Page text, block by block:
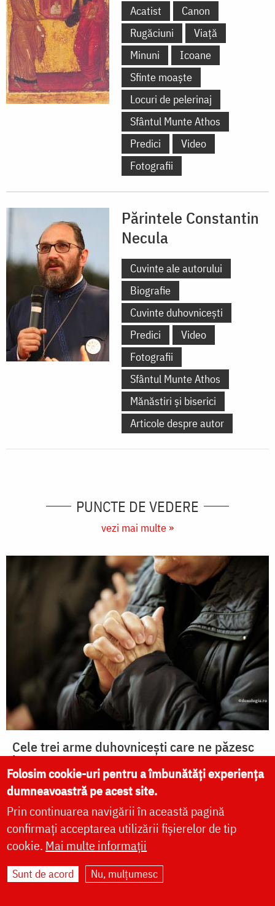
Acatist
Canon
Rugăciuni
Viață
Minuni
Icoane
Sfinte moaște
Locuri de pelerinaj
Sfântul Munte Athos
Predici
Video
Fotografii
Părintele Constantin
Necula
Cuvinte ale autorului
Biografie
Cuvinte duhovnicești
Predici
Video
Fotografii
Sfântul Munte Athos
Mănăstiri și biserici
Articole despre autor
PUNCTE DE VEDERE
vezi mai multe »
Cele trei arme duhovnicești care ne păzesc
împotriva atacurilor demonice – meditație la
Duminica a 10-a după Rusalii
Vremelnica sexualitate și
rostul ei (II)
Folosim cookie-uri pentru a îmbunătăți experiența
dumneavoastră pe acest site.
Prin continuarea navigării în această pagină
confirmați acceptarea utilizării fișierelor de tip
cookie. Mai multe informații
Sunt de acord Nu, mulțumesc